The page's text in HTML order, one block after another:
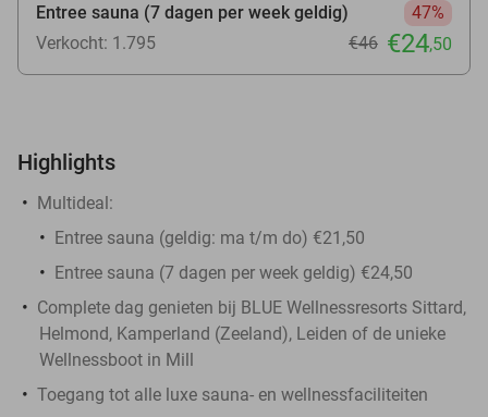
Entree sauna (7 dagen per week geldig)
47%
Verkocht: 1.795
€46 €24,50
Highlights
Multideal:
Entree sauna (geldig: ma t/m do) €21,50
Entree sauna (7 dagen per week geldig) €24,50
Complete dag genieten bij BLUE Wellnessresorts Sittard,
Helmond, Kamperland (Zeeland), Leiden of de unieke
Wellnessboot in Mill
Toegang tot alle luxe sauna- en wellnessfaciliteiten